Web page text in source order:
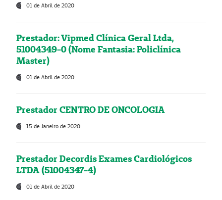
01 de Abril de 2020
Prestador: Vipmed Clínica Geral Ltda,
51004349-0 (Nome Fantasia: Policlínica
Master)
01 de Abril de 2020
Prestador CENTRO DE ONCOLOGIA
15 de Janeiro de 2020
Prestador Decordis Exames Cardiológicos
LTDA (51004347-4)
01 de Abril de 2020